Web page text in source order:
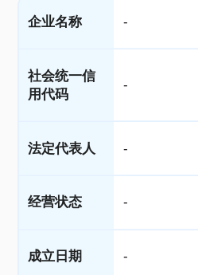
企业名称 -
社会统一信
用代码
-
法定代表人 -
经营状态 -
成立日期 -